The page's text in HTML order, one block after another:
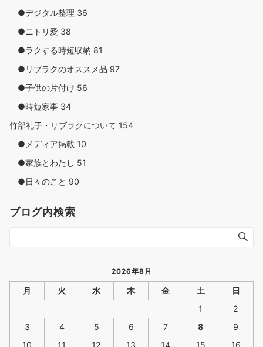
●デジタル整理 36
●ニトリ愛 38
●ラクする時短収納 81
●リブラクのオススメ品 97
●子供の片付け 56
●時短家事 34
竹部礼子・リブラクについて 154
●メディア掲載 10
●家族とわたし 51
●日々のこと 90
ブログ内検索
2026年8月
月 火 水 木 金 土
日
1
2
3
4 5 6 7 8
9
10
11 12 13 14 15 16